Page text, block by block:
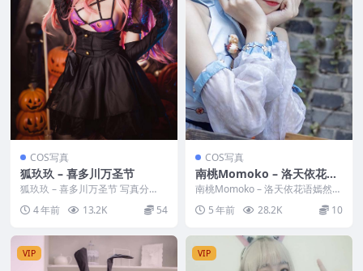
COS写真
狐玖玖 – 喜多川万圣节
狐玖玖 – 喜多川万圣节 写真分
类：唯美，参与模特：狐玖玖 [套
图大小]：[14...
4 年前 13.2K 54
COS写真
南桃Momoko – 洛天依花语
嫣然
南桃Momoko – 洛天依花语嫣然
写真分类：唯美，参与模特：南桃
Momoko...
5 年前 28.2K 10
VIP VIP